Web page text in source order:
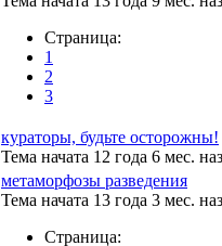
Страница:
1
2
3
кураторы, будьте осторожны!
Тема начата 12 года 6 мес.
метаморфозы разведения
Тема начата 13 года 3 мес.
Страница: